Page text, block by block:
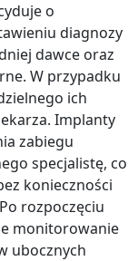
o
diagnozy
dawce oraz
W przypadku
ich
Implanty
zabiegu
specjalistę, co
konieczności
rozpoczęciu
monitorowanie
ubocznych